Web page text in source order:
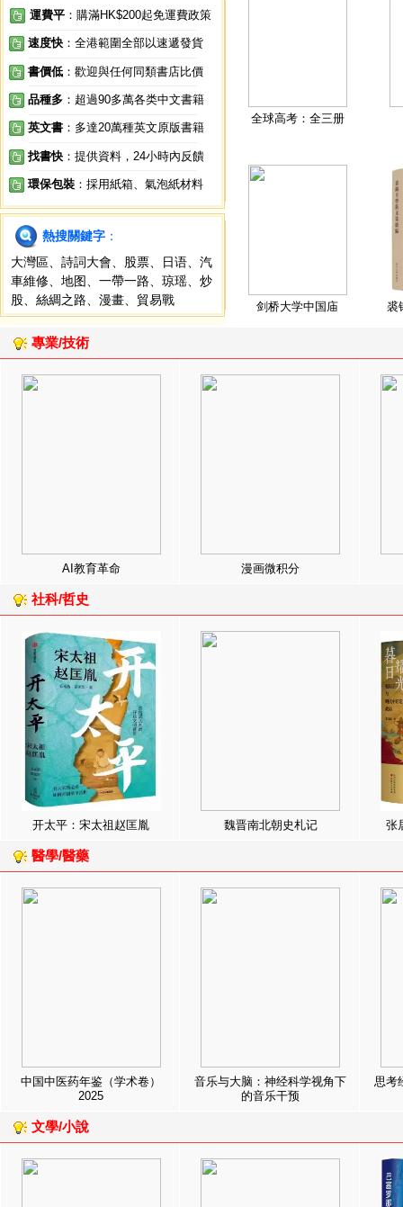
運費平 ：購滿HK$200起免運費政策
速度快 ：全港範圍全部以速遞發貨
書價低 ：歡迎與任何同類書店比價
品種多 ：超過90多萬各类中文書籍
英文書 ：多達20萬種英文原版書籍
找書快 ：提供資料，24小時內反饋
環保包裝 ：採用紙箱、氣泡紙材料
熱搜關鍵字 ：
大灣區
詩詞大會 股票 日语
汽
車維修
地图 一帶一路 琼瑶
炒
股
絲綢之路 漫畫 貿易戰
全球高考：全三册
剑桥大学中国庙 裘
專業/技術
AI教育革命 漫画微积分
社科/哲史
开太平：宋太祖赵匡胤 魏晋南北朝史札记 张
醫學/醫藥
中国中医药年鉴（学术卷）
2025
音乐与大脑：神经科学视角下
的音乐干预
思考
文學/小說